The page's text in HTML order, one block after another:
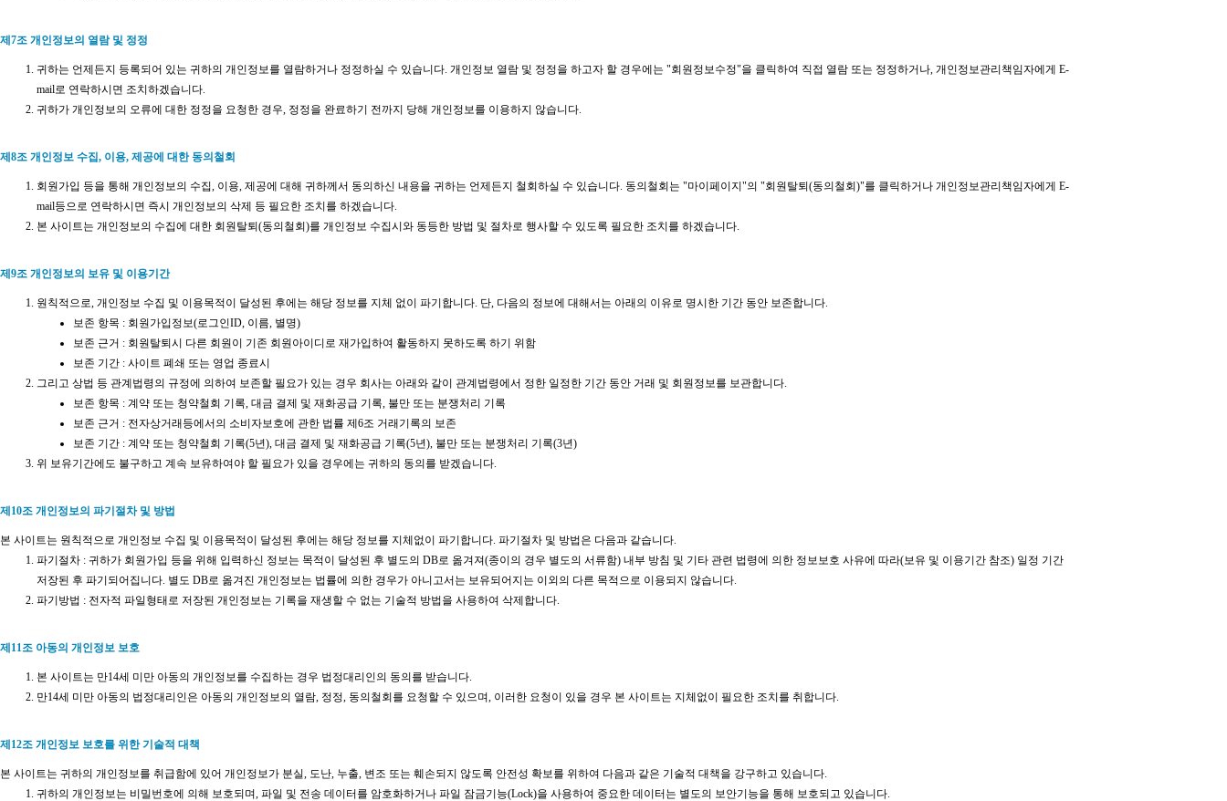
제7조 개인정보의 열람 및 정정
귀하는 언제든지 등록되어 있는 귀하의 개인정보를 열람하거나 정정하실 수 있습니다. 개인정보 열람 및 정정을 하고자 할 경우에는 "회원정보수정"을 클릭하여 직접 열람 또는 정정하거나, 개인정보관리책임자에게 E-
mail로 연락하시면 조치하겠습니다.
귀하가 개인정보의 오류에 대한 정정을 요청한 경우, 정정을 완료하기 전까지 당해 개인정보를 이용하지 않습니다.
제8조 개인정보 수집, 이용, 제공에 대한 동의철회
회원가입 등을 통해 개인정보의 수집, 이용, 제공에 대해 귀하께서 동의하신 내용을 귀하는 언제든지 철회하실 수 있습니다. 동의철회는 "마이페이지"의 "회원탈퇴(동의철회)"를 클릭하거나 개인정보관리책임자에게 E-
mail등으로 연락하시면 즉시 개인정보의 삭제 등 필요한 조치를 하겠습니다.
본 사이트는 개인정보의 수집에 대한 회원탈퇴(동의철회)를 개인정보 수집시와 동등한 방법 및 절차로 행사할 수 있도록 필요한 조치를 하겠습니다.
제9조 개인정보의 보유 및 이용기간
원칙적으로, 개인정보 수집 및 이용목적이 달성된 후에는 해당 정보를 지체 없이 파기합니다. 단, 다음의 정보에 대해서는 아래의 이유로 명시한 기간 동안 보존합니다.
보존 항목 : 회원가입정보(로그인ID, 이름, 별명)
보존 근거 : 회원탈퇴시 다른 회원이 기존 회원아이디로 재가입하여 활동하지 못하도록 하기 위함
보존 기간 : 사이트 폐쇄 또는 영업 종료시
그리고 상법 등 관계법령의 규정에 의하여 보존할 필요가 있는 경우 회사는 아래와 같이 관계법령에서 정한 일정한 기간 동안 거래 및 회원정보를 보관합니다.
보존 항목 : 계약 또는 청약철회 기록, 대금 결제 및 재화공급 기록, 불만 또는 분쟁처리 기록
보존 근거 : 전자상거래등에서의 소비자보호에 관한 법률 제6조 거래기록의 보존
보존 기간 : 계약 또는 청약철회 기록(5년), 대금 결제 및 재화공급 기록(5년), 불만 또는 분쟁처리 기록(3년)
위 보유기간에도 불구하고 계속 보유하여야 할 필요가 있을 경우에는 귀하의 동의를 받겠습니다.
제10조 개인정보의 파기절차 및 방법
본 사이트는 원칙적으로 개인정보 수집 및 이용목적이 달성된 후에는 해당 정보를 지체없이 파기합니다. 파기절차 및 방법은 다음과 같습니다.
파기절차 : 귀하가 회원가입 등을 위해 입력하신 정보는 목적이 달성된 후 별도의 DB로 옮겨져(종이의 경우 별도의 서류함) 내부 방침 및 기타 관련 법령에 의한 정보보호 사유에 따라(보유 및 이용기간 참조) 일정 기간
저장된 후 파기되어집니다. 별도 DB로 옮겨진 개인정보는 법률에 의한 경우가 아니고서는 보유되어지는 이외의 다른 목적으로 이용되지 않습니다.
파기방법 : 전자적 파일형태로 저장된 개인정보는 기록을 재생할 수 없는 기술적 방법을 사용하여 삭제합니다.
제11조 아동의 개인정보 보호
본 사이트는 만14세 미만 아동의 개인정보를 수집하는 경우 법정대리인의 동의를 받습니다.
만14세 미만 아동의 법정대리인은 아동의 개인정보의 열람, 정정, 동의철회를 요청할 수 있으며, 이러한 요청이 있을 경우 본 사이트는 지체없이 필요한 조치를 취합니다.
제12조 개인정보 보호를 위한 기술적 대책
본 사이트는 귀하의 개인정보를 취급함에 있어 개인정보가 분실, 도난, 누출, 변조 또는 훼손되지 않도록 안전성 확보를 위하여 다음과 같은 기술적 대책을 강구하고 있습니다.
귀하의 개인정보는 비밀번호에 의해 보호되며, 파일 및 전송 데이터를 암호화하거나 파일 잠금기능(Lock)을 사용하여 중요한 데이터는 별도의 보안기능을 통해 보호되고 있습니다.